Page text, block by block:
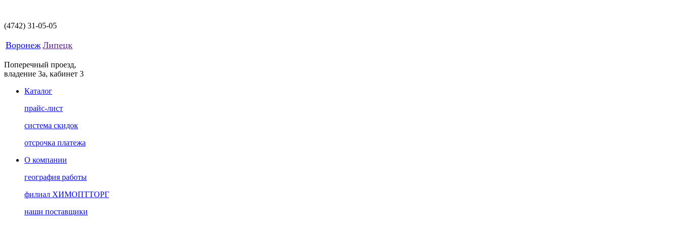
(4742) 31-05-05
Воронеж Липецк
Поперечный проезд,
владение 3а, кабинет 3
Каталог
прайс-лист
система скидок
отсрочка платежа
О компании
география работы
филиал ХИМОПТТОРГ
наши поставщики